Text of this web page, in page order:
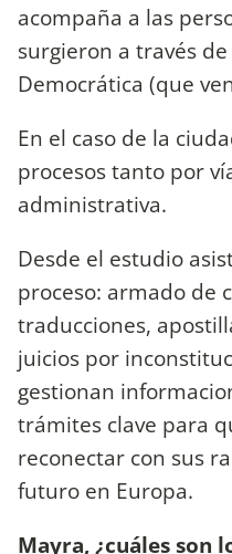
acompaña a las
surgieron a través
Democrática (que
En el caso de la
procesos tanto por
administrativa.
Desde el estudio
proceso: armado de
traducciones,
juicios por
gestionan
trámites clave para
reconectar con sus
futuro en Europa.
Mayra, ¿cuáles son